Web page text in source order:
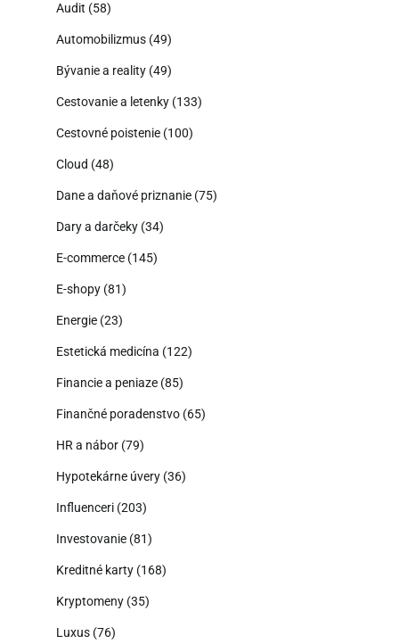
Audit (58)
Automobilizmus (49)
Bývanie a reality (49)
Cestovanie a letenky (133)
Cestovné poistenie (100)
Cloud (48)
Dane a daňové priznanie (75)
Dary a darčeky (34)
E-commerce (145)
E-shopy (81)
Energie (23)
Estetická medicína (122)
Financie a peniaze (85)
Finančné poradenstvo (65)
HR a nábor (79)
Hypotekárne úvery (36)
Influenceri (203)
Investovanie (81)
Kreditné karty (168)
Kryptomeny (35)
Luxus (76)